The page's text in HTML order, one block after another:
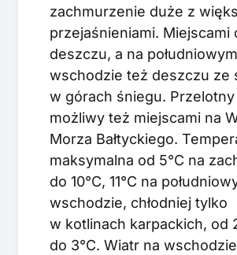
zachmurzenie duże z
przejaśnieniami. Miejscami
deszczu, a na południowym
wschodzie też deszczu ze
w górach śniegu.
możliwy też miejscami na
Morza Bałtyckiego.
maksymalna od 5°C na
do 10°C, 11°C na
wschodzie, chłodniej tylko
w kotlinach karpackich, od
do 3°C. Wiatr na wschodzie